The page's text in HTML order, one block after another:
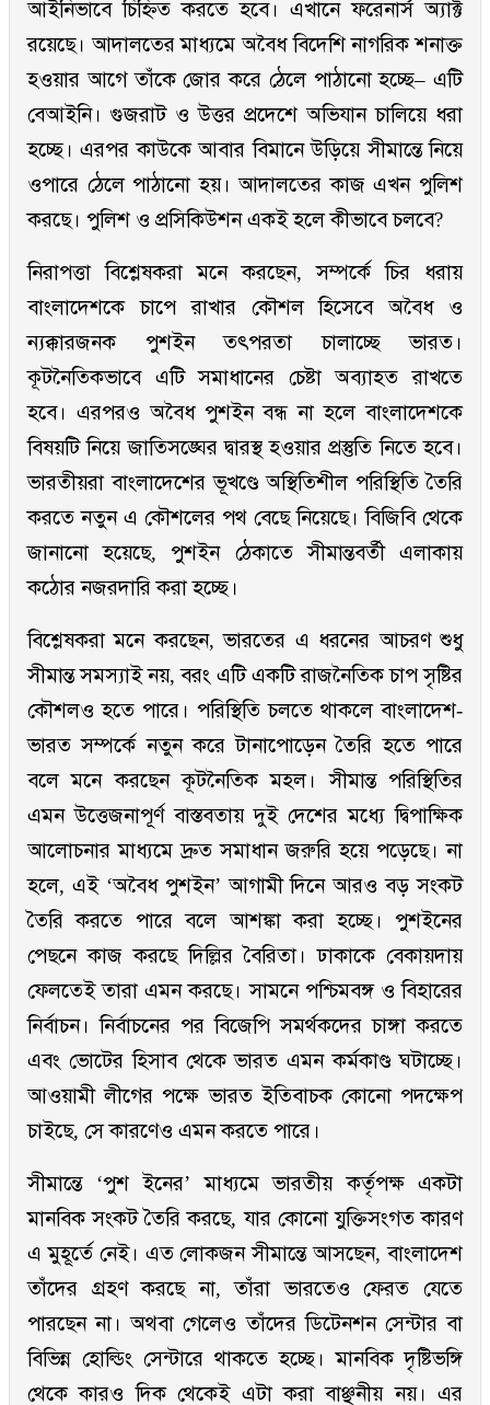
আইনিভাবে চিহ্নিত করতে হবে। এখানে ফরেনার্স অ্যাক্ট
রয়েছে। আদালতের মাধ্যমে অবৈধ বিদেশি নাগরিক শনাক্ত
হওয়ার আগে তাঁকে জোর করে ঠেলে পাঠানো হচ্ছে– এটি
বেআইনি। গুজরাট ও উত্তর প্রদেশে অভিযান চালিয়ে ধরা
হচ্ছে। এরপর কাউকে আবার বিমানে উড়িয়ে সীমান্তে নিয়ে
ওপারে ঠেলে পাঠানো হয়। আদালতের কাজ এখন পুলিশ
করছে। পুলিশ ও প্রসিকিউশন একই হলে কীভাবে চলবে?
নিরাপত্তা বিশ্লেষকরা মনে করছেন, সম্পর্কে চির ধরায়
বাংলাদেশকে চাপে রাখার কৌশল হিসেবে অবৈধ ও
ন্যক্কারজনক পুশইন তৎপরতা চালাচ্ছে ভারত।
কূটনৈতিকভাবে এটি সমাধানের চেষ্টা অব্যাহত রাখতে
হবে। এরপরও অবৈধ পুশইন বন্ধ না হলে বাংলাদেশকে
বিষয়টি নিয়ে জাতিসঙ্ঘের দ্বারস্থ হওয়ার প্রস্তুতি নিতে হবে।
ভারতীয়রা বাংলাদেশের ভূখণ্ডে অস্থিতিশীল পরিস্থিতি তৈরি
করতে নতুন এ কৌশলের পথ বেছে নিয়েছে। বিজিবি থেকে
জানানো হয়েছে, পুশইন ঠেকাতে সীমান্তবর্তী এলাকায়
কঠোর নজরদারি করা হচ্ছে।
বিশ্লেষকরা মনে করছেন, ভারতের এ ধরনের আচরণ শুধু
সীমান্ত সমস্যাই নয়, বরং এটি একটি রাজনৈতিক চাপ সৃষ্টির
কৌশলও হতে পারে। পরিস্থিতি চলতে থাকলে বাংলাদেশ-
ভারত সম্পর্কে নতুন করে টানাপোড়েন তৈরি হতে পারে
বলে মনে করছেন কূটনৈতিক মহল। সীমান্ত পরিস্থিতির
এমন উত্তেজনাপূর্ণ বাস্তবতায় দুই দেশের মধ্যে দ্বিপাক্ষিক
আলোচনার মাধ্যমে দ্রুত সমাধান জরুরি হয়ে পড়েছে। না
হলে, এই ‘অবৈধ পুশইন’ আগামী দিনে আরও বড় সংকট
তৈরি করতে পারে বলে আশঙ্কা করা হচ্ছে। পুশইনের
পেছনে কাজ করছে দিল্লির বৈরিতা। ঢাকাকে বেকায়দায়
ফেলতেই তারা এমন করছে। সামনে পশ্চিমবঙ্গ ও বিহারের
নির্বাচন। নির্বাচনের পর বিজেপি সমর্থকদের চাঙ্গা করতে
এবং ভোটের হিসাব থেকে ভারত এমন কর্মকাণ্ড ঘটাচ্ছে।
আওয়ামী লীগের পক্ষে ভারত ইতিবাচক কোনো পদক্ষেপ
চাইছে, সে কারণেও এমন করতে পারে।
সীমান্তে ‘পুশ ইনের’ মাধ্যমে ভারতীয় কর্তৃপক্ষ একটা
মানবিক সংকট তৈরি করছে, যার কোনো যুক্তিসংগত কারণ
এ মুহূর্তে নেই। এত লোকজন সীমান্তে আসছেন, বাংলাদেশ
তাঁদের গ্রহণ করছে না, তাঁরা ভারতেও ফেরত যেতে
পারছেন না। অথবা গেলেও তাঁদের ডিটেনশন সেন্টার বা
বিভিন্ন হোল্ডিং সেন্টারে থাকতে হচ্ছে। মানবিক দৃষ্টিভঙ্গি
থেকে কারও দিক থেকেই এটা করা বাঞ্ছনীয় নয়। এর